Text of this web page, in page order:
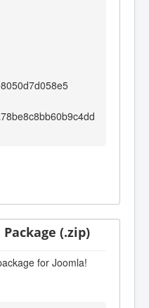
(.zip)
for Joomla!